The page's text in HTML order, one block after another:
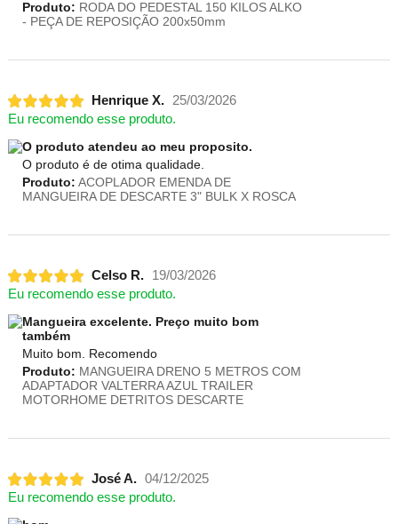
Produto: RODA DO PEDESTAL 150 KILOS ALKO
- PEÇA DE REPOSIÇÃO 200x50mm
Henrique X. 25/03/2026
Eu recomendo esse produto.
O produto atendeu ao meu proposito.
O produto é de otima qualidade.
Produto: ACOPLADOR EMENDA DE
MANGUEIRA DE DESCARTE 3" BULK X ROSCA
Celso R.
19/03/2026
Eu recomendo esse produto.
Mangueira excelente. Preço muito bom
também
Muito bom. Recomendo
Produto: MANGUEIRA DRENO 5 METROS COM
ADAPTADOR VALTERRA AZUL TRAILER
MOTORHOME DETRITOS DESCARTE
José A. 04/12/2025
Eu recomendo esse produto.